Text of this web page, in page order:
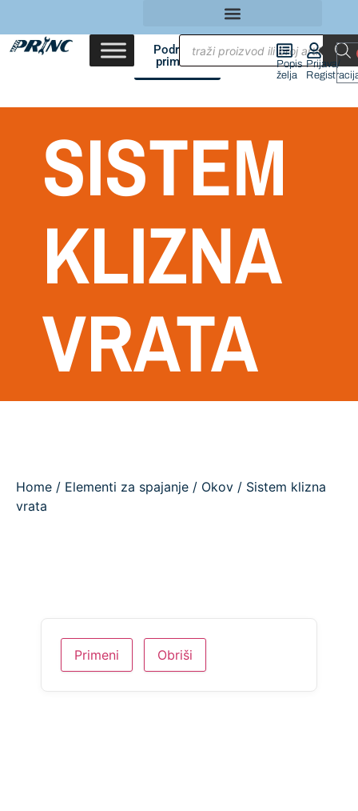
Područja
primene
Popis
želja
Prijava/
SISTEM
KLIZNA
VRATA
Home / Elementi za spajanje / Okov / Sistem klizna
vrata
Primeni Obriši